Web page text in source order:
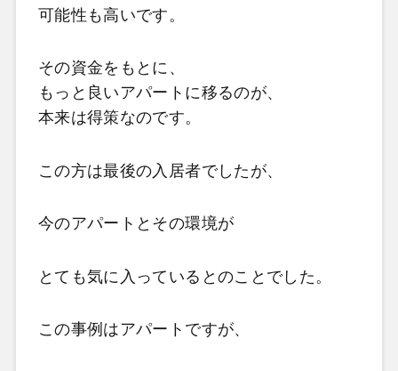
可能性も高いです。
その資金をもとに、
もっと良いアパートに移るのが、
本来は得策なのです。
この方は最後の入居者でしたが、
今のアパートとその環境が
とても気に入っているとのことでした。
この事例はアパートですが、